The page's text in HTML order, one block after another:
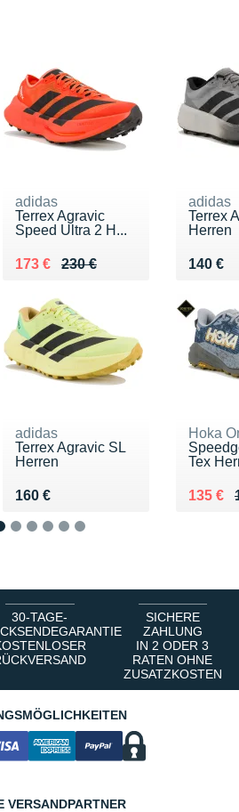
adidas
Terrex Agravic
Speed Ultra 2 H...
230 €
Au lieu de 230 €
173 €
Vendu 173 €
adidas
Terrex
Herren
140 €
Vendu
adidas
Terrex Agravic SL
Herren
160 €
Vendu 160 €
Hoka
Tex
Au lieu
135 €
Vendu
30-TAGE-
SICHERE
ZAHLUNG
IN 2 ODER 3
RATEN OHNE
ZUSATZKOSTEN
VERSANDPARTNER